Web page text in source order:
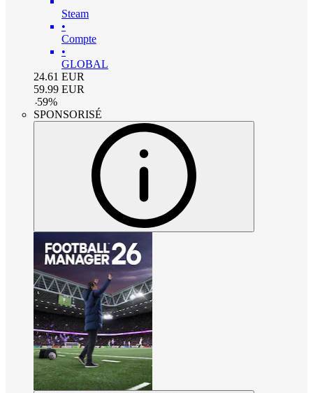
Steam
•
Compte
•
GLOBAL
24.61 EUR
59.99 EUR
-59%
SPONSORISÉ